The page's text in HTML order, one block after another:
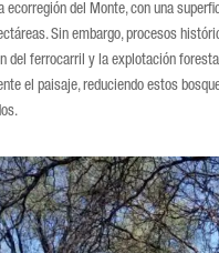
ecorregión del Monte, con una
Sin embargo, procesos
del ferrocarril y la explotación
el paisaje, reduciendo estos